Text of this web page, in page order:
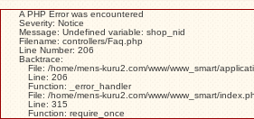
A PHP Error was encountered
Severity: Notice
Message: Undefined variable: shop_nid
Filename: controllers/Faq.php
Line Number: 206
Backtrace:
File: /home/mens-kuru2.com/www/www_smart/
Line: 206
Function: _error_handler
File: /home/mens-kuru2.com/www/www_smart/
Line: 315
Function: require_once